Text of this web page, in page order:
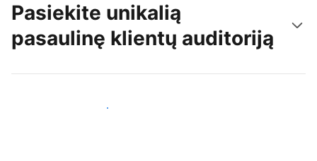
Pasiekite unikalią
pasaulinę klientų auditoriją
Pritraukti naujų svečių šiandien